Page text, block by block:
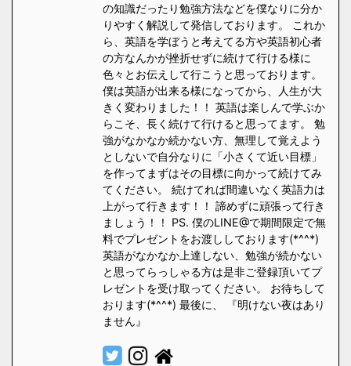
の知識だったり勉強方法などを僕なりに分か
りやすく解説して発信しております。 これか
ら、英語を学ぼうと考えてる方や英語初心者
の方なんかが挫折せずに続けて行ける様に
色々とお伝えして行こうと思っております。
僕は英語が出来る様になってから、人生が大
きく変わりました！！ 英語は楽しんで学ぶか
らこそ、長く続けて行けると思ってます。 勉
強がなかなか続かない方、無理して覚えよう
としないで自分なりに「小さくて近い目標」
を作ってまずはその目標に向かって続けてみ
てください。 続けてれば間違いなく英語力は
上がって行きます！！ 諦めずに頑張って行き
ましょう！！ PS. 僕のLINE@で期間限定で無
料でプレゼントをお渡ししております(*^^*)
英語がなかなか上達しない、勉強が続かない
と思ってらっしゃる方は是非ご登録頂いてプ
レゼントを受け取ってください。 お待ちして
おります(*^^*) 最後に、 『明けない夜はあり
ません』